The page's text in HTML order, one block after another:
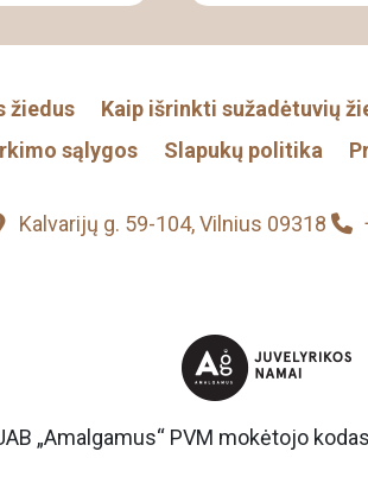
žiedus Kaip išrinkti sužadėtuvių
sąlygos
Slapukų politika
Kalvarijų g. 59-104, Vilnius 09318
„Amalgamus“ PVM mokėtojo